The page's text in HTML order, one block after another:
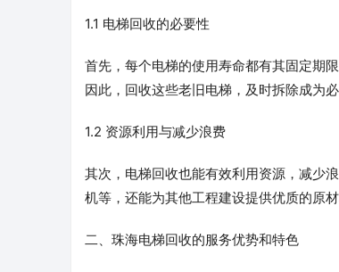
1.1 电梯回收的必要性
首先，每个电梯的使用寿命都有其固定期
因此，回收这些老旧电梯，及时拆除成为必
1.2 资源利用与减少浪费
其次，电梯回收也能有效利用资源，减少
机等，还能为其他工程建设提供优质的原
二、珠海电梯回收的服务优势和特色